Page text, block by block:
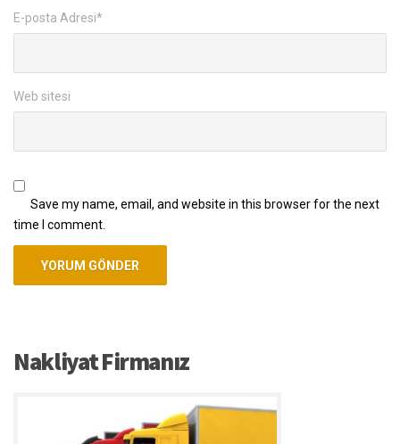
E-posta Adresi*
Web sitesi
Save my name, email, and website in this browser for the next
time I comment.
Nakliyat Firmanız